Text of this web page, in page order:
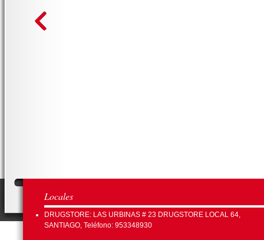
Locales
DRUGSTORE: LAS URBINAS # 23 DRUGSTORE LOCAL 64,
SANTIAGO, Teléfono: 953348930